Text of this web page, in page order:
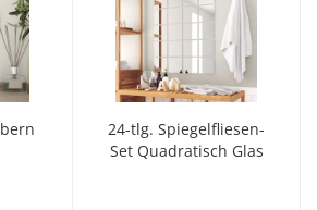
24-tlg. Spiegelfliesen-
Set Quadratisch Glas